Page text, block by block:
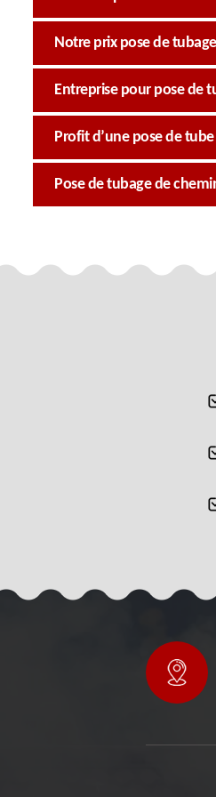
Notre prix pose de
Entreprise pour pose de
Profit d’une pose de
Pose de tubage de